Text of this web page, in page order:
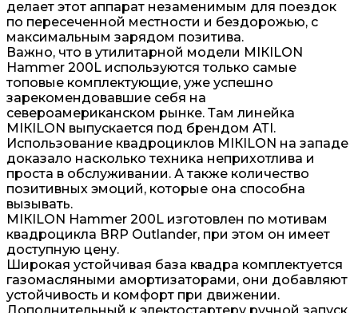
делает этот аппарат незаменимым для поездок
по пересеченной местности и бездорожью, с
максимальным зарядом позитива.
Важно, что в утилитарной модели МIКILОN
Наmmеr 200L используются только самые
топовые комплектующие, уже успешно
зарекомендовавшие себя на
североамериканском рынке. Там линейка
МIКILОN выпускается под брендом АТI.
Использование квадроциклов МIКILОN на западе
доказало насколько техника неприхотлива и
проста в обслуживании. А также количество
позитивных эмоций, которые она способна
вызывать.
МIКILОN Наmmеr 200L изготовлен по мотивам
квадроцикла ВRР Оutlаndеr, при этом он имеет
доступную цену.
Широкая устойчивая база квадра комплектуется
газомасляными амортизаторами, они добавляют
устойчивость и комфорт при движении.